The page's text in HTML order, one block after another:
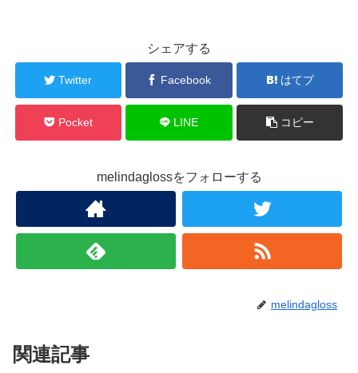
シェアする
Twitter Facebook はてブ
Pocket LINE コピー
melindaglossをフォローする
melindagloss
関連記事